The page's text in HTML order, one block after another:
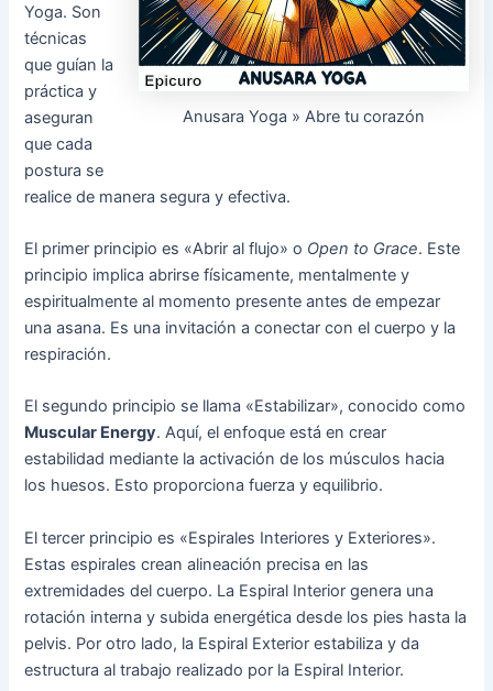
Anusara Yoga » Abre tu corazón
Yoga. Son
técnicas
que guían la
práctica y
aseguran
que cada
postura se
realice de manera segura y efectiva.
El primer principio es «Abrir al flujo» o Open to Grace. Este
principio implica abrirse físicamente, mentalmente y
espiritualmente al momento presente antes de empezar
una asana. Es una invitación a conectar con el cuerpo y la
respiración.
El segundo principio se llama «Estabilizar», conocido como
Muscular Energy. Aquí, el enfoque está en crear
estabilidad mediante la activación de los músculos hacia
los huesos. Esto proporciona fuerza y equilibrio.
El tercer principio es «Espirales Interiores y Exteriores».
Estas espirales crean alineación precisa en las
extremidades del cuerpo. La Espiral Interior genera una
rotación interna y subida energética desde los pies hasta la
pelvis. Por otro lado, la Espiral Exterior estabiliza y da
estructura al trabajo realizado por la Espiral Interior.